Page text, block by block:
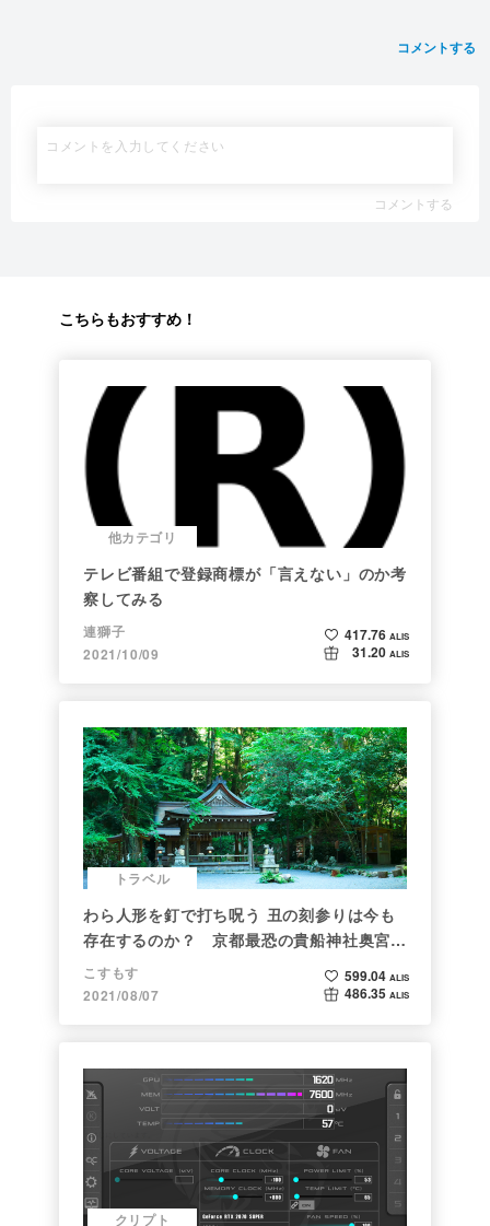
コメントする
コメントする
こちらもおすすめ！
他カテゴリ
テレビ番組で登録商標が「言えない」のか考
察してみる
連獅子
2021/10/09
417.76 ALIS
31.20 ALIS
トラベル
わら人形を釘で打ち呪う 丑の刻参りは今も
存在するのか？ 京都最恐の貴船神社奥宮を
調べた
こすもす
2021/08/07
599.04 ALIS
486.35 ALIS
クリプト